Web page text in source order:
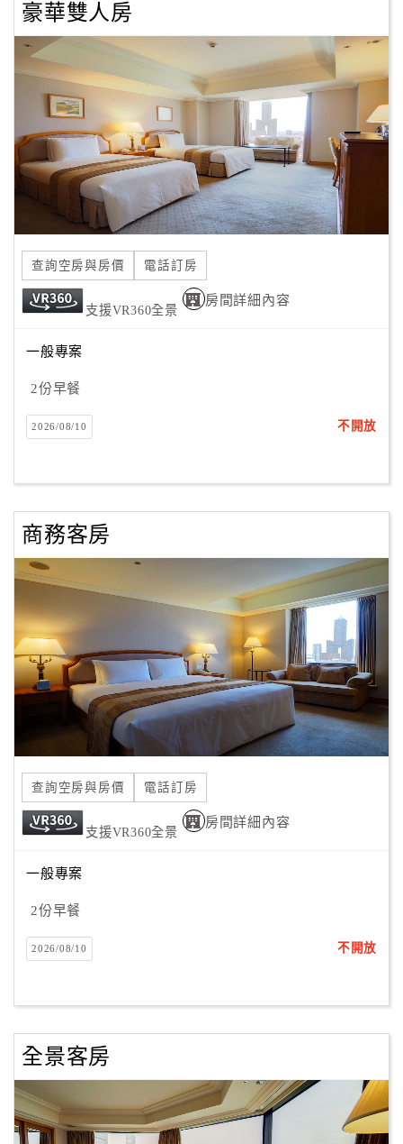
聯
單
Line
線
上
客
紅
利
查
訂
房
Q&A
旅
卡
訂
請
款
收
合
作
提
案
店
作
商
合
作
豪華雙人房
查詢空房與房價 電話訂房
支援VR360全景
房間詳細內容
一般專案
2份早餐
2026/08/10 不開放
商務客房
查詢空房與房價 電話訂房
支援VR360全景
房間詳細內容
一般專案
2份早餐
2026/08/10 不開放
全景客房